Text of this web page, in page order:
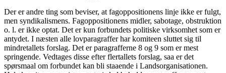
Der er andre ting som beviser, at fagoppositionens linje ikke er fulgt,
men syndikalismens. Fagoppositionens midler, sabotage, obstruktion
o. l. er ikke optat. Det er kun forbundets politiske virksomhet som er
antydet. I næsten alle lovparagraffer har komiteen sluttet sig til
mindretallets forslag. Det er paragrafferne 8 og 9 som er mest
springende. Vedtages disse efter flertallets forslag, saa er det
spørsmaal om forbundet kan bli staaende i Landsorganisationen.